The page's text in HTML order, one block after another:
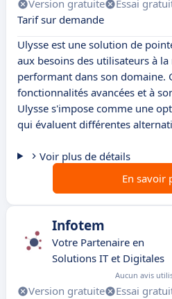
Version gratuite Essai
Tarif sur demande
Ulysse est une solution de
aux besoins des utilisateurs à
performant dans son domaine.
fonctionnalités avancées et à
Ulysse s'impose comme une
qui évaluent différentes
Voir plus de détails
En savoir
Infotem
Votre Partenaire en
Solutions IT et Digitales
Aucun avis
Version gratuite Essai